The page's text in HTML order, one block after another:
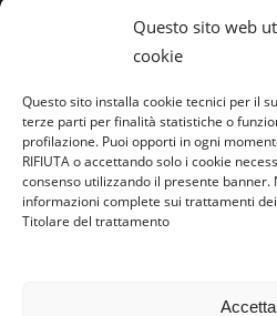
Questo sito web
cookie
Questo sito installa cookie tecnici per il
terze parti per finalità statistiche o
profilazione. Puoi opporti in ogni
RIFIUTA o accettando solo i cookie
consenso utilizzando il presente
informazioni complete sui trattamenti
Titolare del trattamento
Accetta
Sostieni
Famiglie per